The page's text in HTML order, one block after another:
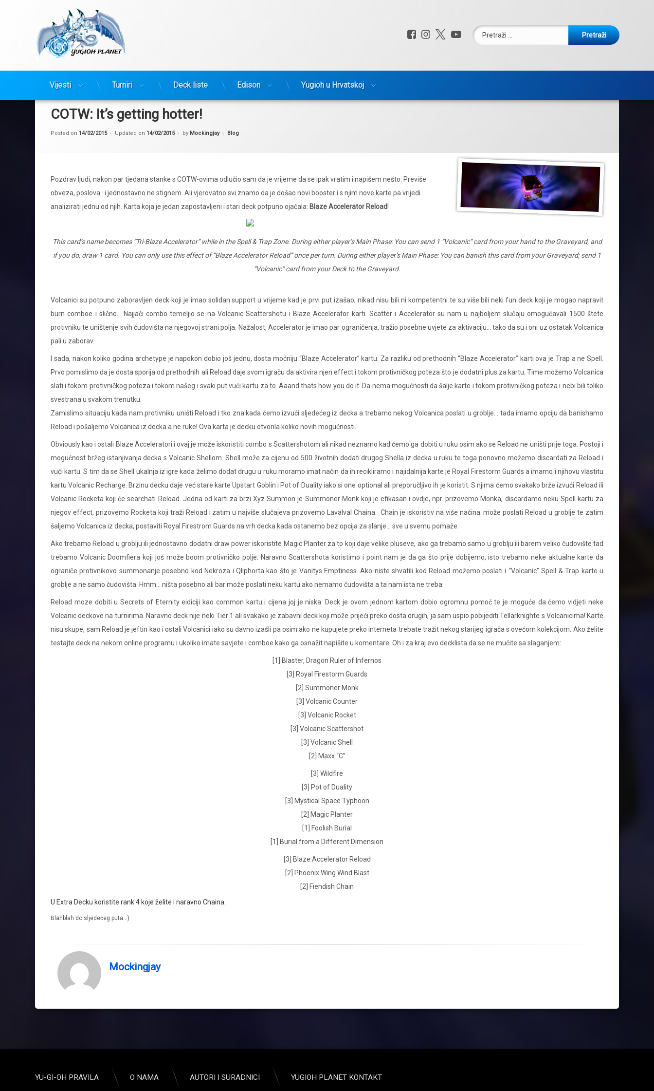
Facebook
Instagram
X.com
YouTube
Pretraži:
Vijesti Turniri Deck liste Edison Yugioh u Hrvatskoj
COTW: It’s getting hotter!
Posted on 14/02/2015 Updated on 14/02/2015 by Mockingjay Kategorije:
Blog
Pozdrav ljudi, nakon par tjedana stanke s COTW-ovima odlučio sam da je vrijeme da se ipak vratim i napišem nešto. Previše
obveza, poslova.. i jednostavno ne stignem. Ali vjerovatno svi znamo da je došao novi booster i s njim nove karte pa vrijedi
analizirati jednu od njih. Karta koja je jedan zapostavljeni i stari deck potpuno ojačala: Blaze Accelerator Reload!
This card’s name becomes “Tri-Blaze Accelerator” while in the Spell & Trap Zone. During either player’s Main Phase: You can send 1 “Volcanic” card from your hand to the Graveyard, and
if you do, draw 1 card. You can only use this effect of “Blaze Accelerator Reload” once per turn. During either player’s Main Phase: You can banish this card from your Graveyard; send 1
“Volcanic” card from your Deck to the Graveyard.
Volcanici su potpuno zaboravljen deck koji je imao solidan support u vrijeme kad je prvi put izašao, nikad nisu bili ni kompetentni te su više bili neki fun deck koji je mogao napravit
burn comboe i slično. Najjači combo temeljio se na Volcanic Scattershotu i Blaze Accelerator karti. Scatter i Accelerator su nam u najboljem slučaju omogućavali 1500 štete
protivniku te uništenje svih čudovišta na njegovoj strani polja. Nažalost, Accelerator je imao par ograničenja, tražio posebne uvjete za aktivaciju… tako da su i oni uz ostatak Volcanica
pali u zaborav.
I sada, nakon koliko godina archetype je napokon dobio još jednu, dosta moćniju “Blaze Accelerator” kartu. Za razliku od prethodnih “Blaze Accelerator” karti ova je Trap a ne Spell.
Prvo pomislimo da je dosta sporija od prethodnih ali Reload daje svom igraču da aktivira njen effect i tokom protivničkog poteza što je dodatni plus za kartu. Time možemo Volcanica
slati i tokom protivničkog poteza i tokom našeg i svaki put vući kartu za to. Aaand thats how you do it. Da nema mogućnosti da šalje karte i tokom protivničkog poteza i nebi bili toliko
svestrana u svakom trenutku.
Zamislimo situaciju kada nam protivniku uništi Reload i tko zna kada ćemo izvući sljedećeg iz decka a trebamo nekog Volcanica poslati u groblje… tada imamo opciju da banishamo
Reload i pošaljemo Volcanica iz decka a ne ruke! Ova karta je decku otvorila koliko novih mogućnosti.
Obviously kao i ostali Blaze Acceleratori i ovaj je može iskoristiti combo s Scattershotom ali nikad neznamo kad ćemo ga dobiti u ruku osim ako se Reload ne uništi prije toga. Postoji i
mogućnost bržeg istanjivanja decka s Volcanic Shellom. Shell može za cijenu od 500 životnih dodati drugog Shella iz decka u ruku te toga ponovno možemo discardati za Reload i
vući kartu. S tim da se Shell ukalnja iz igre kada želimo dodat drugu u ruku moramo imat način da ih recikliramo i najidalnija karte je Royal Firestorm Guards a imamo i njihovu vlastitu
kartu Volcanic Recharge. Brzinu decku daje već stare karte Upstart Goblin i Pot of Duality iako si one optional ali preporučljivo ih je koristit. S njima ćemo svakako brže izvući Reload ili
Volcanic Rocketa koji će searchati Reload. Jedna od karti za brzi Xyz Summon je Summoner Monk koji je efikasan i ovdje, npr. prizovemo Monka, discardamo neku Spell kartu za
njegov effect, prizovemo Rocketa koji traži Reload i zatim u najviše slučajeva prizovemo Lavalval Chaina. Chain je iskoristiv na više načina: može poslati Reload u groblje te zatim
šaljemo Volcanica iz decka, postaviti Royal Firestrom Guards na vrh decka kada ostanemo bez opcija za slanje… sve u svemu pomaže.
Ako trebamo Reload u groblju ili jednostavno dodatni draw power iskoristite Magic Planter za to koji daje velike pluseve, ako ga trebamo samo u groblju ili barem veliko čudovište tad
trebamo Volcanic Doomfiera koji još može boom protivničko polje. Naravno Scattershota koristimo i point nam je da ga što prije dobijemo, isto trebamo neke aktualne karte da
ograniče protivnikovo summonanje posebno kod Nekroza i Qliphorta kao što je Vanitys Emptiness. Ako niste shvatili kod Reload možemo poslati i “Volcanic” Spell & Trap karte u
groblje a ne samo čudovišta. Hmm… ništa posebno ali bar može poslati neku kartu ako nemamo čudovišta a ta nam ista ne treba.
Reload moze dobiti u Secrets of Eternity eidiciji kao common kartu i cijena joj je niska. Deck je ovom jednom kartom dobio ogromnu pomoć te je moguće da ćemo vidjeti neke
Volcanic deckove na turnirima. Naravno deck nije neki Tier 1 ali svakako je zabavni deck koji može prijeći preko dosta drugih, ja sam uspio pobijediti Tellarknighte s Volcanicima! Karte
nisu skupe, sam Reload je jeftin kao i ostali Volcanici iako su davno izašli pa osim ako ne kupujete preko interneta trebate tražit nekog starijeg igrača s ovećom kolekcijom. Ako želite
testajte deck na nekom online programu i ukoliko imate savjete i comboe kako ga osnažit napišite u komentare. Oh i za kraj evo decklista da se ne mučite sa slaganjem:
[1] Blaster, Dragon Ruler of Infernos
[3] Royal Firestorm Guards
[2] Summoner Monk
[3] Volcanic Counter
[3] Volcanic Rocket
[3] Volcanic Scattershot
[3] Volcanic Shell
[2] Maxx “C”
[3] Wildfire
[3] Pot of Duality
[3] Mystical Space Typhoon
[2] Magic Planter
[1] Foolish Burial
[1] Burial from a Different Dimension
[3] Blaze Accelerator Reload
[2] Phoenix Wing Wind Blast
[2] Fiendish Chain
U Extra Decku koristite rank 4 koje želite i naravno Chaina.
Blahblah do sljedećeg puta..:)
Mockingjay
YU-GI-OH PRAVILA O NAMA AUTORI I SURADNICI YUGIOH PLANET KONTAKT